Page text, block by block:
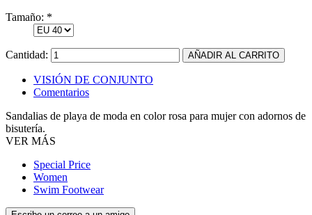
Tamaño: *
Cantidad:
VISIÓN DE CONJUNTO
Comentarios
Sandalias de playa de moda en color rosa para mujer con adornos de
bisutería.
VER MÁS
Special Price
Women
Swim Footwear